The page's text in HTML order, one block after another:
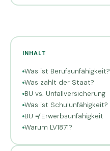
INHALT
Was ist Berufsunfähigkeit?
Was zahlt der Staat?
BU vs. Unfallversicherung
Was ist Schulunfähigkeit?
BU ≠ Erwerbsunfähigkeit
Warum LV1871?